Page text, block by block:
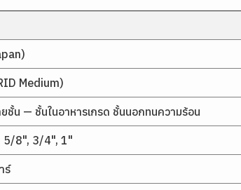
Medium)
ชั้น — ชั้นในอาหารเกรด ชั้นนอกทนความร้อน
5/8", 3/4", 1"
ร์